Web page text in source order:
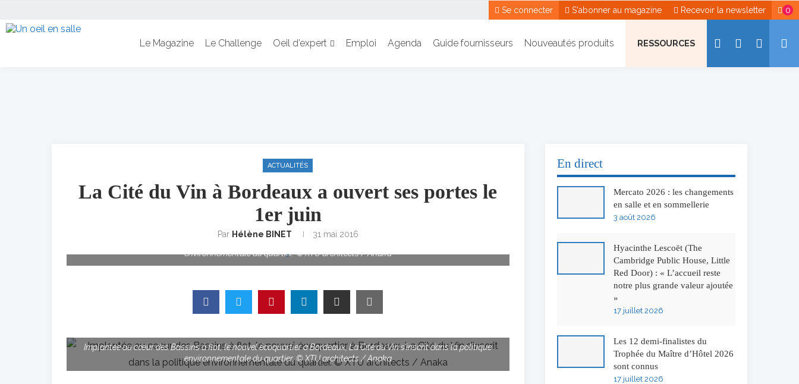
0
Recevoir la newsletter
S'abonner au magazine
Se connecter
Le Magazine Le Challenge Oeil d’expert Emploi Agenda Guide fournisseurs Nouveautés produits RESSOURCES
ACTUALITÉS
La Cité du Vin à Bordeaux a ouvert ses portes le
1er juin
Par Hélène BINET
31 mai 2016
environnementale du quartier. © XTU architects / Anaka
Implantée au cœur des Bassins à flot, le nouvel écoquartier à Bordeaux, La Cité du Vin s’inscrit dans la politique
environnementale du quartier. © XTU architects / Anaka
En direct
Mercato 2026 : les changements
en salle et en sommellerie
3 août 2026
Hyacinthe Lescoët (The
Cambridge Public House, Little
Red Door) : « L’accueil reste
notre plus grande valeur ajoutée
»
17 juillet 2026
Les 12 demi-finalistes du
Trophée du Maître d’Hôtel 2026
sont connus
17 juillet 2026